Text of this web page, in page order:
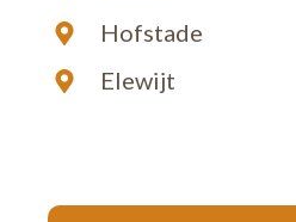
Hofstade
Elewijt